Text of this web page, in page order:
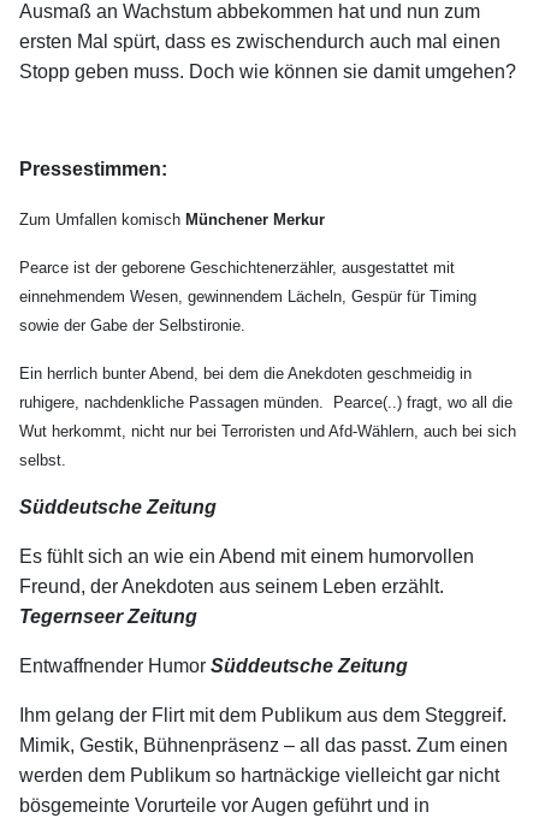
Ausmaß an Wachstum abbekommen hat und nun zum
ersten Mal spürt, dass es zwischendurch auch mal einen
Stopp geben muss. Doch wie können sie damit umgehen?
Pressestimmen:
Zum Umfallen komisch Münchener Merkur
Pearce ist der geborene Geschichtenerzähler, ausgestattet mit
einnehmendem Wesen, gewinnendem Lächeln, Gespür für Timing
sowie der Gabe der Selbstironie.
Ein herrlich bunter Abend, bei dem die Anekdoten geschmeidig in
ruhigere, nachdenkliche Passagen münden. Pearce(..) fragt, wo all die
Wut herkommt, nicht nur bei Terroristen und Afd-Wählern, auch bei sich
selbst.
Süddeutsche Zeitung
Es fühlt sich an wie ein Abend mit einem humorvollen
Freund, der Anekdoten aus seinem Leben erzählt.
Tegernseer Zeitung
Entwaffnender Humor Süddeutsche Zeitung
Ihm gelang der Flirt mit dem Publikum aus dem Steggreif.
Mimik, Gestik, Bühnenpräsenz – all das passt. Zum einen
werden dem Publikum so hartnäckige vielleicht gar nicht
bösgemeinte Vorurteile vor Augen geführt und in